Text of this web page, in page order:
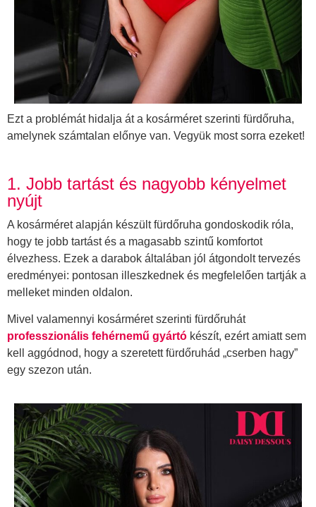
Ezt a problémát hidalja át a kosárméret szerinti fürdőruha,
amelynek számtalan előnye van. Vegyük most sorra ezeket!
1. Jobb tartást és nagyobb kényelmet
nyújt
A kosárméret alapján készült fürdőruha gondoskodik róla,
hogy te jobb tartást és a magasabb szintű komfortot
élvezhess. Ezek a darabok általában jól átgondolt tervezés
eredményei: pontosan illeszkednek és megfelelően tartják a
melleket minden oldalon.
Mivel valamennyi kosárméret szerinti fürdőruhát
professzionális fehérnemű gyártó készít, ezért amiatt sem
kell aggódnod, hogy a szeretett fürdőruhád „cserben hagy”
egy szezon után.